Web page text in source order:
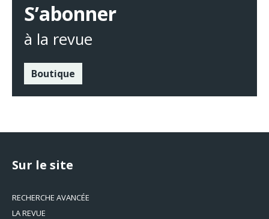
S’abonner
à la revue
Boutique
Sur le site
RECHERCHE AVANCÉE
LA REVUE